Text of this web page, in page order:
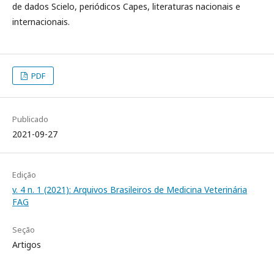
de dados Scielo, periódicos Capes, literaturas nacionais e
internacionais.
PDF
Publicado
2021-09-27
Edição
v. 4 n. 1 (2021): Arquivos Brasileiros de Medicina Veterinária
FAG
Seção
Artigos